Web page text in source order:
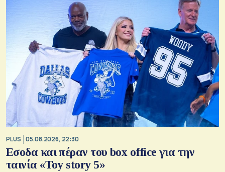
PLUS 05.08.2026, 22:30
Εσοδα και πέραν του box office για την
ταινία «Toy story 5»